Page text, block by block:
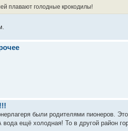
плавают голодные крокодилы!
были родителями пионеров.
вода ещё холодная! То в другой